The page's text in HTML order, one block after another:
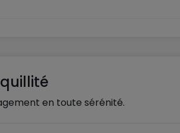
en toute sérénité.